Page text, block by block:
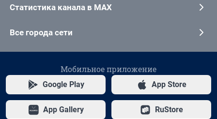
Статистика канала в MAX
Все города сети
Мобильное приложение
Google Play App Store
App Gallery RuStore